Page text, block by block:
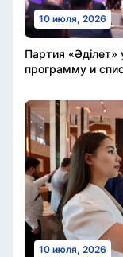
10 июля, 2026
Партия
программу и
10 июля, 2026